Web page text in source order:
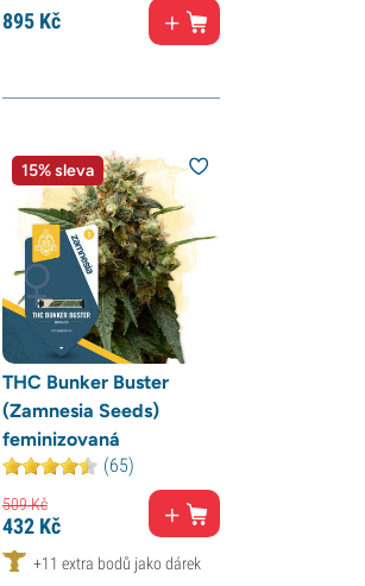
895Kč
15% sleva
THC Bunker Buster
(Zamnesia Seeds)
feminizovaná
(65)
509Kč
432Kč
+11 extra bodů jako dárek